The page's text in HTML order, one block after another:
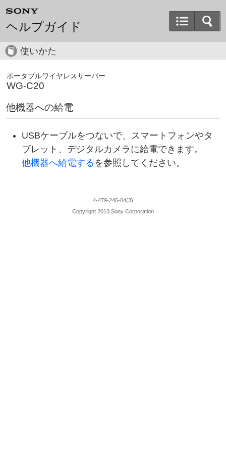
ヘルプガイド
使いかた
ポータブルワイヤレスサーバー
WG-C20
他機器への給電
USBケーブルをつないで、スマートフォンやタ
ブレット、デジタルカメラに給電できます。
他機器へ給電する を参照してください。
4-479-246-04(3)
Copyright 2013 Sony Corporation